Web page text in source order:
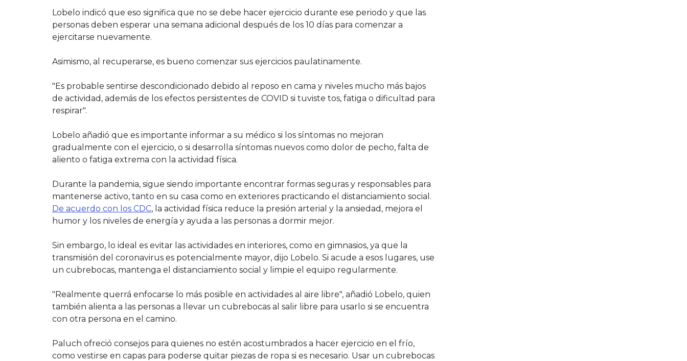
Lobelo indicó que eso significa que no se debe hacer ejercicio durante ese periodo y que las
personas deben esperar una semana adicional después de los 10 días para comenzar a
ejercitarse nuevamente.
Asimismo, al recuperarse, es bueno comenzar sus ejercicios paulatinamente.
"Es probable sentirse descondicionado debido al reposo en cama y niveles mucho más bajos
de actividad, además de los efectos persistentes de COVID si tuviste tos, fatiga o dificultad para
respirar".
Lobelo añadió que es importante informar a su médico si los síntomas no mejoran
gradualmente con el ejercicio, o si desarrolla síntomas nuevos como dolor de pecho, falta de
aliento o fatiga extrema con la actividad física.
Durante la pandemia, sigue siendo importante encontrar formas seguras y responsables para
mantenerse activo, tanto en su casa como en exteriores practicando el distanciamiento social.
De acuerdo con los CDC, la actividad física reduce la presión arterial y la ansiedad, mejora el
humor y los niveles de energía y ayuda a las personas a dormir mejor.
Sin embargo, lo ideal es evitar las actividades en interiores, como en gimnasios, ya que la
transmisión del coronavirus es potencialmente mayor, dijo Lobelo. Si acude a esos lugares, use
un cubrebocas, mantenga el distanciamiento social y limpie el equipo regularmente.
"Realmente querrá enfocarse lo más posible en actividades al aire libre", añadió Lobelo, quien
también alienta a las personas a llevar un cubrebocas al salir libre para usarlo si se encuentra
con otra persona en el camino.
Paluch ofreció consejos para quienes no estén acostumbrados a hacer ejercicio en el frío,
como vestirse en capas para poderse quitar piezas de ropa si es necesario. Usar un cubrebocas